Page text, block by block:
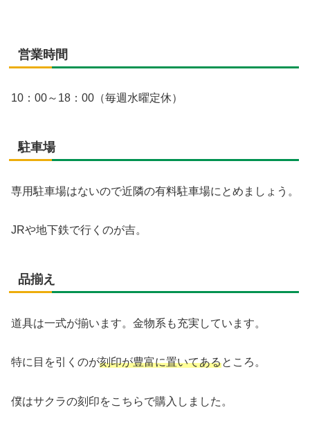
営業時間
10：00～18：00（毎週水曜定休）
駐車場
専用駐車場はないので近隣の有料駐車場にとめましょう。
JRや地下鉄で行くのが吉。
品揃え
道具は一式が揃います。金物系も充実しています。
特に目を引くのが刻印が豊富に置いてあるところ。
僕はサクラの刻印をこちらで購入しました。